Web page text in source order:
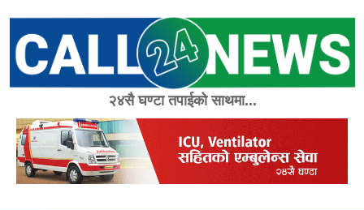
content
२४सै घण्टा तपाईको साथमा...